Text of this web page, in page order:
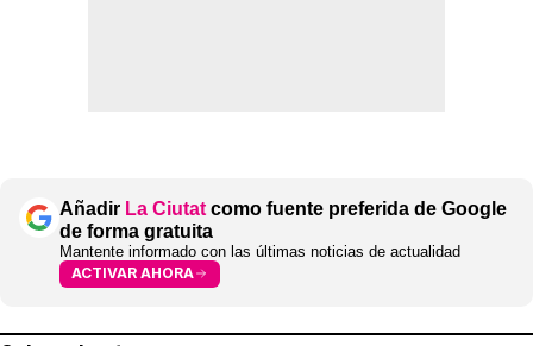
Añadir La Ciutat como fuente preferida de Google
de forma gratuita
Mantente informado con las últimas noticias de actualidad
ACTIVAR AHORA